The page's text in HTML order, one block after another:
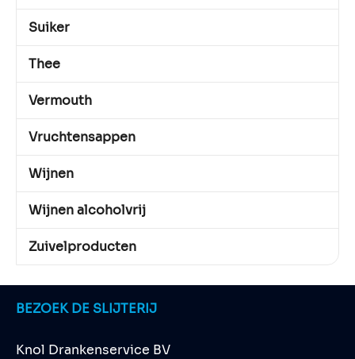
Suiker
Thee
Vermouth
Vruchtensappen
Wijnen
Wijnen alcoholvrij
Zuivelproducten
BEZOEK DE SLIJTERIJ
Knol Drankenservice BV